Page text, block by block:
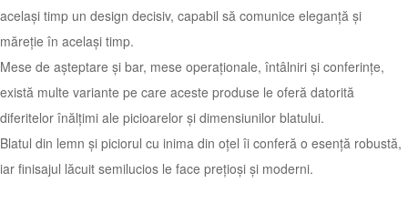
același timp un design decisiv, capabil să comunice eleganță și
măreție în același timp.
Mese de așteptare și bar, mese operaționale, întâlniri și conferințe,
există multe variante pe care aceste produse le oferă datorită
diferitelor înălțimi ale picioarelor și dimensiunilor blatului.
Blatul din lemn și piciorul cu inima din oțel îi conferă o esență robustă,
iar finisajul lăcuit semilucios le face prețioși și moderni.